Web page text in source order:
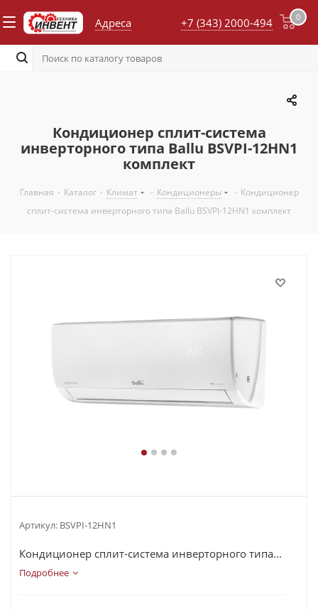
Адреса 0
+7 (343) 2000-494
Кондиционер сплит-система
инверторного типа Ballu BSVPI-12HN1
комплект
Главная - Каталог - Климат - Кондиционеры - Кондиционер
сплит-система инверторного типа Ballu BSVPI-12HN1 комплект
Артикул: BSVPI-12HN1
Кондиционер сплит-система инверторного типа...
Подробнее